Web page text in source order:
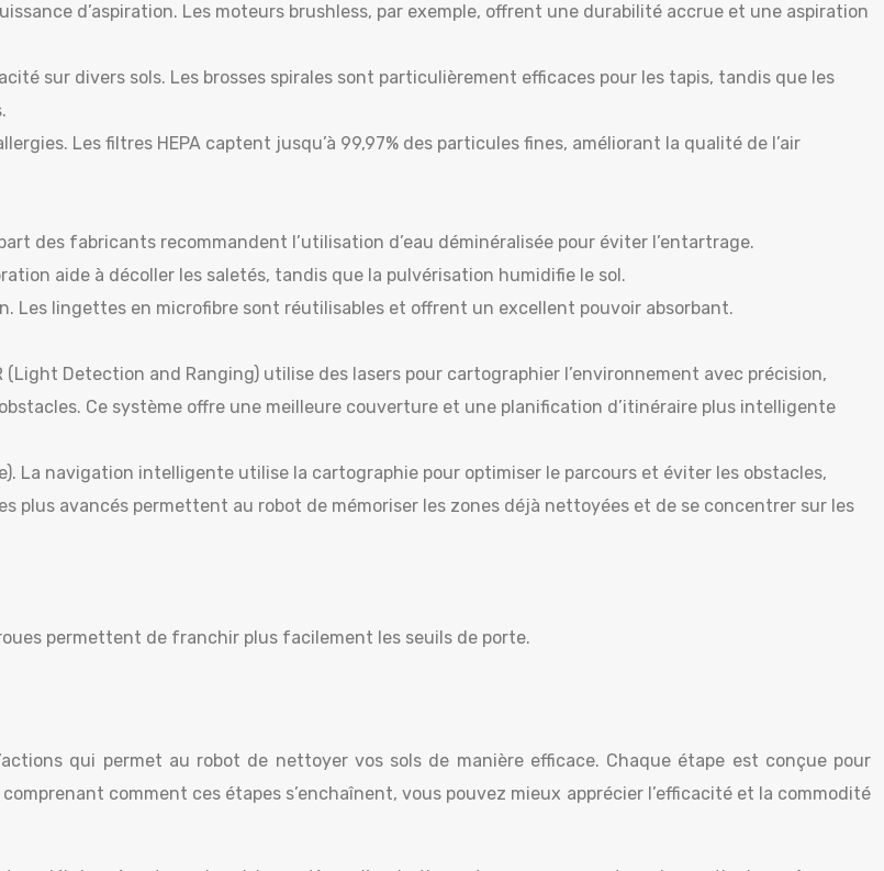
d’aspiration. Les moteurs brushless, par exemple, offrent une durabilité accrue et une aspiration
sur divers sols. Les brosses spirales sont particulièrement efficaces pour les tapis, tandis que les
Les filtres HEPA captent jusqu’à 99,97% des particules fines, améliorant la qualité de l’air
des fabricants recommandent l’utilisation d’eau déminéralisée pour éviter l’entartrage.
aide à décoller les saletés, tandis que la pulvérisation humidifie le sol.
Les lingettes en microfibre sont réutilisables et offrent un excellent pouvoir absorbant.
Detection and Ranging) utilise des lasers pour cartographier l’environnement avec précision,
Ce système offre une meilleure couverture et une planification d’itinéraire plus intelligente
La navigation intelligente utilise la cartographie pour optimiser le parcours et éviter les obstacles,
plus avancés permettent au robot de mémoriser les zones déjà nettoyées et de se concentrer sur les
permettent de franchir plus facilement les seuils de porte.
qui permet au robot de nettoyer vos sols de manière efficace. Chaque étape est conçue pour
comment ces étapes s’enchaînent, vous pouvez mieux apprécier l’efficacité et la commodité